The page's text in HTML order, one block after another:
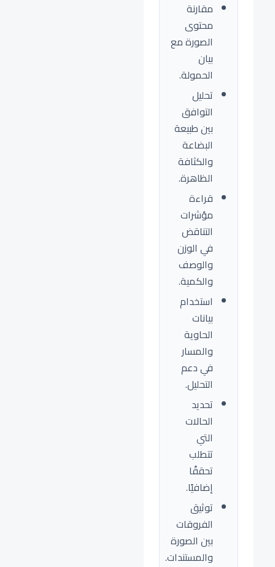
مقارنة
محتوى
الصورة مع
بيان
الحمولة.
تحليل
التوافق
بين طبيعة
البضاعة
والكثافة
الظاهرة.
قراءة
مؤشرات
التناقض
في الوزن
والوصف
والكمية.
استخدام
بيانات
الحاوية
والمسار
في دعم
التحليل.
تحديد
الحالات
التي
تتطلب
تحققًا
إضافيًا.
توثيق
الفروقات
بين الصورة
والمستندات.